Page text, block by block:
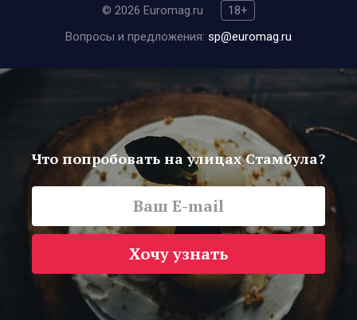
© 2026 Euromag.ru
18+
Вопросы и предложения: sp@euromag.ru
Что попробовать на улицах Стамбула?
Хочу узнать